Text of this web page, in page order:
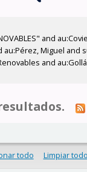
and
Miguel
and
todo Limpiar todo